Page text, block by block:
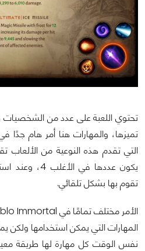
تحتوي اللعبة على عدد من الشخصيات
تميزها، والمهارات هنا أمر هام جدًا
التي تقدم هذه النوعية من الألعاب
يكون عددها في
تقوم بها بشكل تلقائي.
نفس الوقت كل مهارة لها طريقة